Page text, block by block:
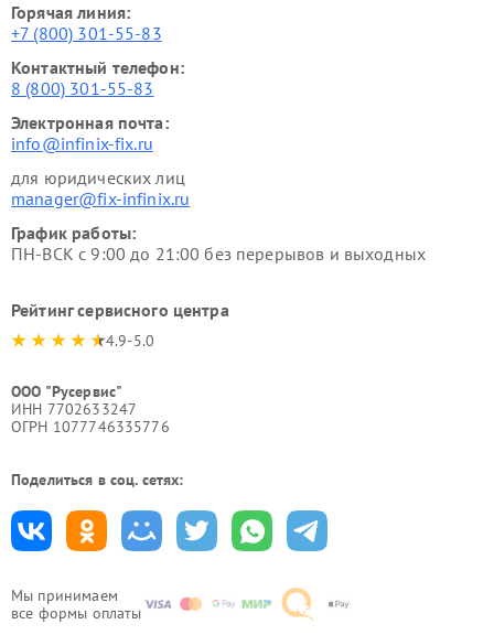
Мы принимаем
все формы оплаты
Горячая линия:
+7 (800) 301-55-83
Контактный телефон:
8 (800) 301-55-83
Электронная почта:
info@infinix-fix.ru
для юридических лиц
manager@fix-infinix.ru
График работы:
ПН-ВСК с 9:00 до 21:00 без перерывов и выходных
Рейтинг сервисного центра
4.9-5.0
ООО "Русервис"
ИНН 7702633247
ОГРН 1077746335776
Поделиться в соц. сетях: